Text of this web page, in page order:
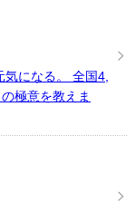
になる。 全国4,
極意を教えま